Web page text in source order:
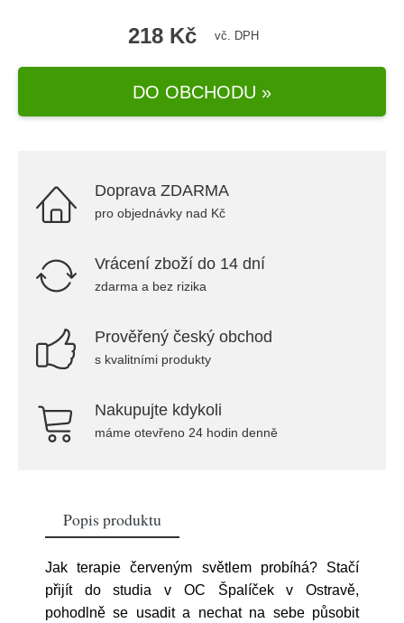
218 Kč vč. DPH
DO OBCHODU »
Doprava ZDARMA
pro objednávky nad Kč
Vrácení zboží do 14 dní
zdarma a bez rizika
Prověřený český obchod
s kvalitními produkty
Nakupujte kdykoli
máme otevřeno 24 hodin denně
Popis produktu
Jak terapie červeným světlem probíhá? Stačí
přijít do studia v OC Špalíček v Ostravě,
pohodlně se usadit a nechat na sebe působit